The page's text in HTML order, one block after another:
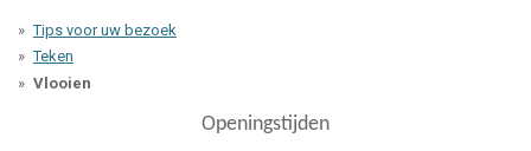
Tips voor uw bezoek
Teken
Vlooien
Openingstijden